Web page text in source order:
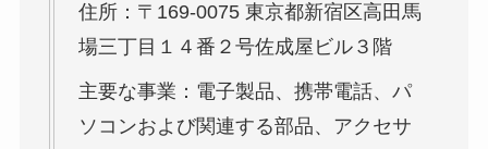
住所：〒169-0075 東京都新宿区高田馬
場三丁目１４番２号佐成屋ビル３階
主要な事業：電子製品、携帯電話、パ
ソコンおよび関連する部品、アクセサ